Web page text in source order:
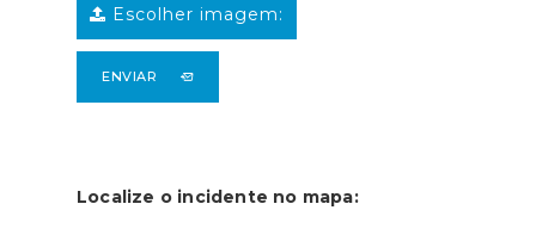
Escolher imagem:
ENVIAR
Localize o incidente no mapa: